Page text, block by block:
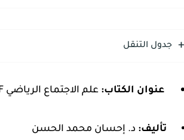
جدول التنقل
عنوان الكتاب:علم الاجتماع الرياضي PDF
تأليف: د. إحسان محمد الحسن